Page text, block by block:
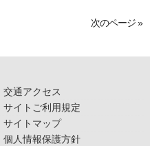
次のページ »
交通アクセス
サイトご利用規定
サイトマップ
個人情報保護方針